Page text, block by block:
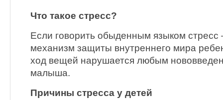
Что такое стресс?
Если говорить обыденным языком стресс
механизм защиты внутреннего мира
ход вещей нарушается любым
малыша.
Причины стресса у детей